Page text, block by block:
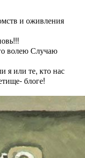
и оживления
волею Случаю
я или те, кто нас
блоге!